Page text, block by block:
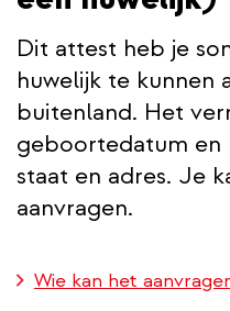
Dit attest heb je
huwelijk te kunnen
buitenland. Het
geboortedatum en
staat en adres. Je
aanvragen.
Wie kan het